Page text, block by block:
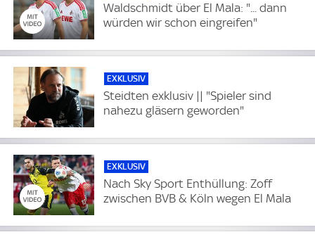
Waldschmidt über El Mala: "... dann
würden wir schon eingreifen"
EXKLUSIV
Steidten exklusiv || "Spieler sind
nahezu gläsern geworden"
EXKLUSIV
Nach Sky Sport Enthüllung: Zoff
zwischen BVB & Köln wegen El Mala